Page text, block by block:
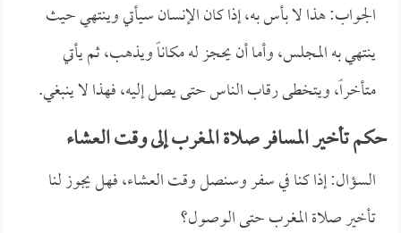
الجواب: هذا لا بأس به، إذا كان الإنسان سيأتي وينتهي حيث
ينتهي به المجلس، وأما أن يحجز له مكاناً ويذهب، ثم يأتي
متأخراً، ويتخطى رقاب الناس حتى يصل إليه، فهذا لا ينبغي.
حكم تأخير المسافر صلاة المغرب إلى وقت العشاء
السؤال: إذا كنا في سفر وسنصل وقت العشاء، فهل يجوز لنا
تأخير صلاة المغرب حتى الوصول؟